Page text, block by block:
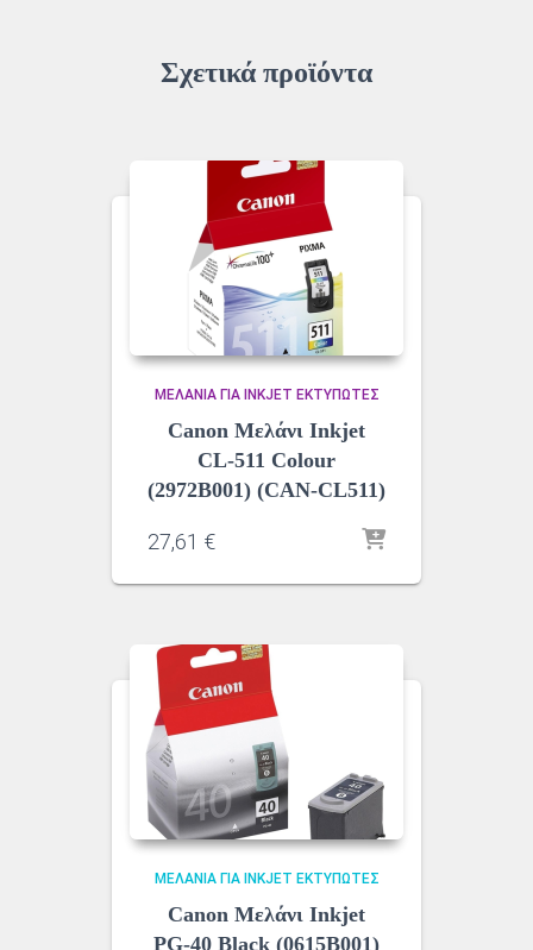
Σχετικά προϊόντα
ΜΕΛΆΝΙΑ ΓΙΑ INKJET ΕΚΤΥΠΩΤΈΣ
Canon Μελάνι Inkjet
CL-511 Colour
(2972B001) (CAN-CL511)
27,61 €
ΜΕΛΆΝΙΑ ΓΙΑ INKJET ΕΚΤΥΠΩΤΈΣ
Canon Μελάνι Inkjet
PG-40 Black (0615B001)